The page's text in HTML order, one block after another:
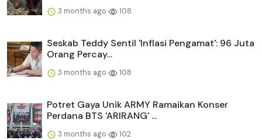
3 months ago 108
Seskab Teddy Sentil 'Inflasi Pengamat': 96 Juta
Orang Percay...
3 months ago 108
Potret Gaya Unik ARMY Ramaikan Konser
Perdana BTS 'ARIRANG' ...
3 months ago 102